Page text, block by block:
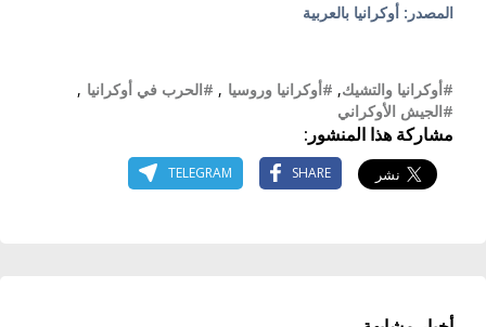
المصدر: أوكرانيا بالعربية
#أوكرانيا والتشيك, #أوكرانيا وروسيا , #الحرب في أوكرانيا ,
#الجيش الأوكراني
مشاركة هذا المنشور:
SHARE
TELEGRAM